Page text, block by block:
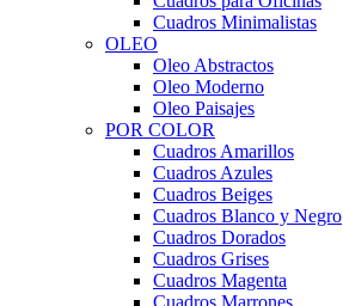
Cuadros Minimalistas
OLEO
Oleo Abstractos
Oleo Moderno
Oleo Paisajes
POR COLOR
Cuadros Amarillos
Cuadros Azules
Cuadros Beiges
Cuadros Blanco y Negro
Cuadros Dorados
Cuadros Grises
Cuadros Magenta
Cuadros Marrones